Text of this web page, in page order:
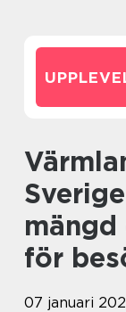
Värmland är en region i
för
07 januari